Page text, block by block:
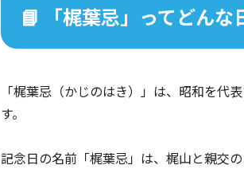
📘 「梶葉忌」ってどんな
「梶葉忌（かじのはき）」は、昭和を代
す。
記念日の名前「梶葉忌」は、梶山と親交